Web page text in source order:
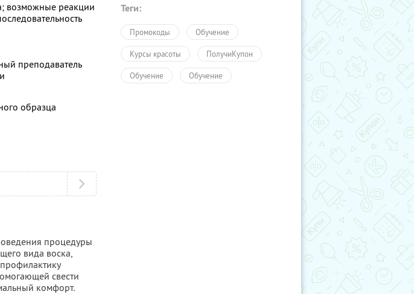
возможные реакции
преподаватель
образца
процедуры
вида воска,
свести
комфорт.
Теги:
Промокоды Обучение
Курсы красоты ПолучиКупон
Обучение Обучение